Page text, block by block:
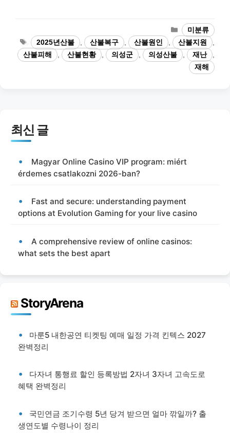
카
테
고
리
미분류
태
그
2025년산불 산불복구 산불원인 산불지원
산불피해
산불현황 의성군 의성산불 재난
재해
최신 글
Magyar Online Casino VIP program: miért
érdemes csatlakozni 2026-ban?
Fast and secure: understanding payment
options at Evolution Gaming for your live casino
A comprehensive review of online casinos:
what sets the best apart
StoryArena
마룬5 내한공연 티켓팅 예매 일정 가격 킨텍스 2027
완벽정리
다자녀 통행료 할인 등록방법 2자녀 3자녀 고속도로
혜택 완벽정리
국민연금 조기수령 5년 당겨 받으면 얼마 깎일까? 출
생연도별 수령나이 정리